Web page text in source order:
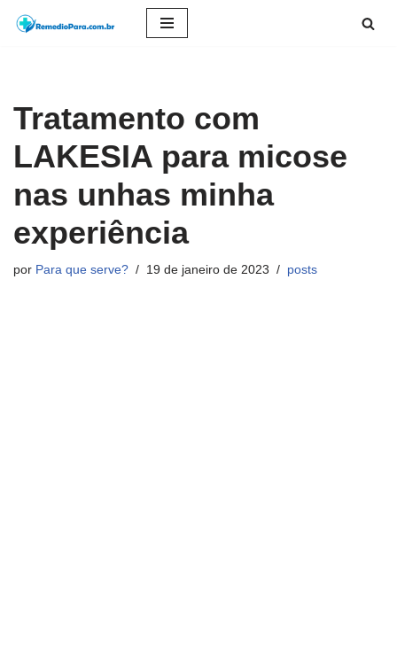
conteúdo
Tratamento com
LAKESIA para micose
nas unhas minha
experiência
por Para que serve? 19 de janeiro de 2023 posts